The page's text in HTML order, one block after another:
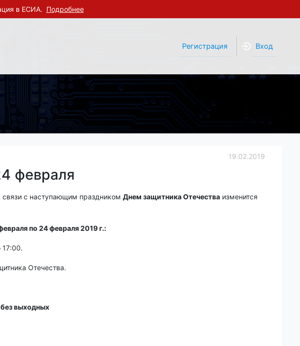
в ЕСИА. Подробнее
Регистрация Вход
19.02.2019
февраля
с наступающим праздником Днем защитника Отечества изменится
по 24 февраля 2019 г.:
Отечества.
выходных